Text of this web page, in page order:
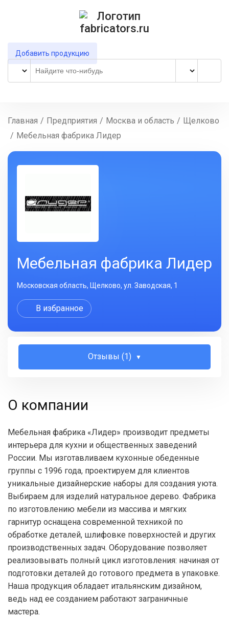
Добавить продукцию
Главная / Предприятия / Москва и область / Щелково
/ Мебельная фабрика Лидер
Мебельная фабрика Лидер
Московская область, Щелково, ул. Заводская, 1
В избранное
Отзывы (1)
О компании
Мебельная фабрика «Лидер» производит предметы
интерьера для кухни и общественных заведений
России. Мы изготавливаем кухонные обеденные
группы с 1996 года, проектируем для клиентов
уникальные дизайнерские наборы для создания уюта.
Выбираем для изделий натуральное дерево. Фабрика
по изготовлению мебели из массива и мягких
гарнитур оснащена современной техникой по
обработке деталей, шлифовке поверхностей и других
производственных задач. Оборудование позволяет
реализовывать полный цикл изготовления: начиная от
подготовки деталей до готового предмета в упаковке.
Наша продукция обладает итальянским дизайном,
ведь над ее созданием работают заграничные
мастера.